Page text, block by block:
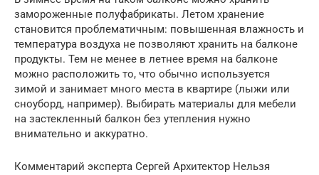
замороженные полуфабрикаты. Летом хранение
становится проблематичным: повышенная влажность и
температура воздуха не позволяют хранить на балконе
продукты. Тем не менее в летнее время на балконе
можно расположить то, что обычно используется
зимой и занимает много места в квартире (лыжи или
сноуборд, например). Выбирать материалы для мебели
на застекленный балкон без утепления нужно
внимательно и аккуратно.
Комментарий эксперта Сергей Архитектор Нельзя